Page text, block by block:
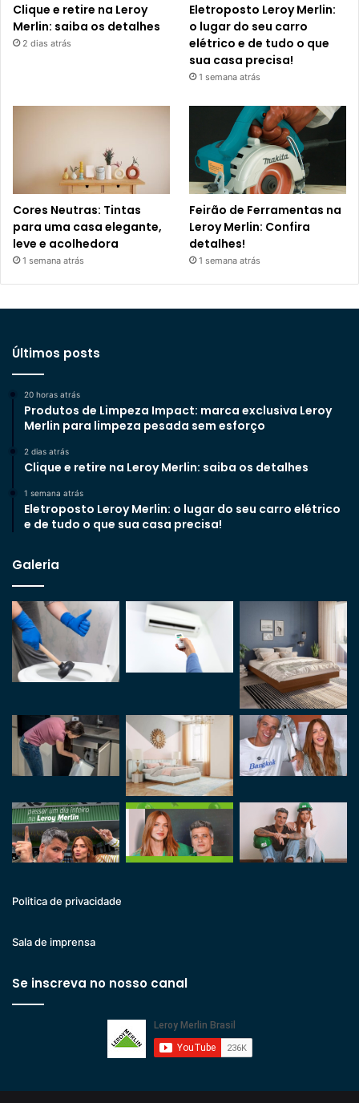
Clique e retire na Leroy
Merlin: saiba os detalhes
2 dias atrás
Eletroposto Leroy Merlin:
o lugar do seu carro
elétrico e de tudo o que
sua casa precisa!
1 semana atrás
Cores Neutras: Tintas
para uma casa elegante,
leve e acolhedora
1 semana atrás
Feirão de Ferramentas na
Leroy Merlin: Confira
detalhes!
1 semana atrás
Últimos posts
20 horas atrás
Produtos de Limpeza Impact: marca exclusiva Leroy
Merlin para limpeza pesada sem esforço
2 dias atrás
Clique e retire na Leroy Merlin: saiba os detalhes
1 semana atrás
Eletroposto Leroy Merlin: o lugar do seu carro elétrico
e de tudo o que sua casa precisa!
Galeria
Politica de privacidade
Sala de imprensa
Se inscreva no nosso canal